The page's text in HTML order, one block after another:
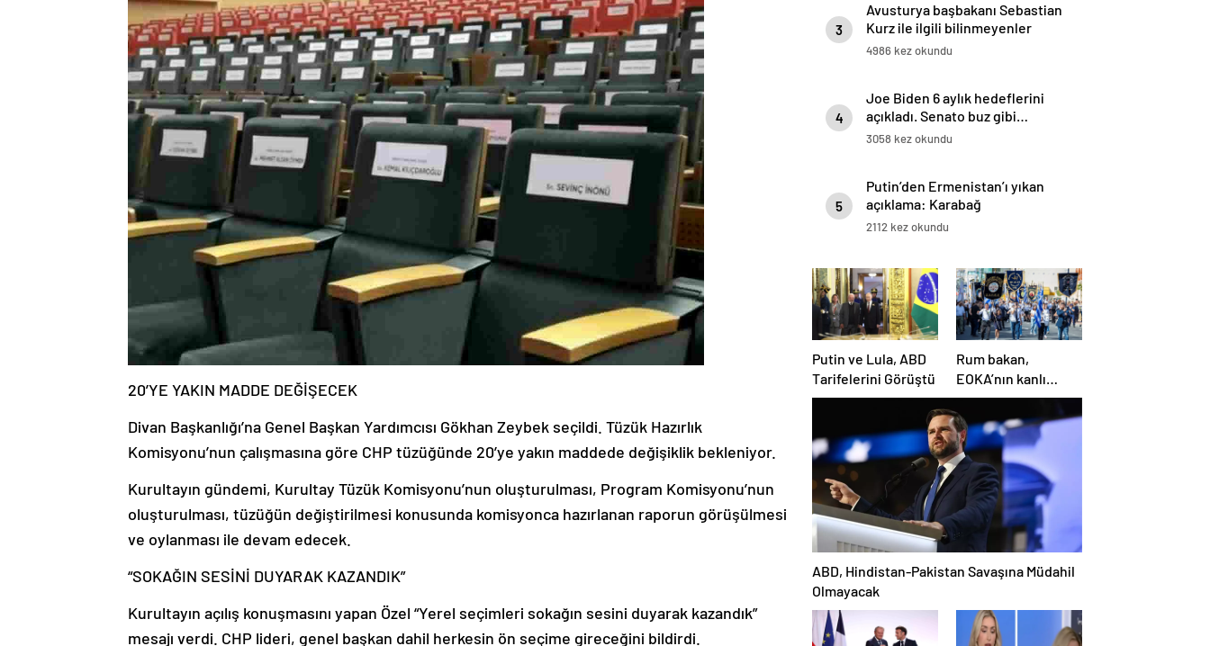
20’YE YAKIN MADDE DEĞİŞECEK
Divan Başkanlığı’na Genel Başkan Yardımcısı Gökhan Zeybek seçildi. Tüzük Hazırlık
Komisyonu’nun çalışmasına göre CHP tüzüğünde 20’ye yakın maddede değişiklik bekleniyor.
Kurultayın gündemi, Kurultay Tüzük Komisyonu’nun oluşturulması, Program Komisyonu’nun
oluşturulması, tüzüğün değiştirilmesi konusunda komisyonca hazırlanan raporun görüşülmesi
ve oylanması ile devam edecek.
“SOKAĞIN SESİNİ DUYARAK KAZANDIK”
Kurultayın açılış konuşmasını yapan Özel “Yerel seçimleri sokağın sesini duyarak kazandık”
mesajı verdi. CHP lideri, genel başkan dahil herkesin ön seçime gireceğini bildirdi.
3
Avusturya başbakanı Sebastian
Kurz ile ilgili bilinmeyenler
4986 kez okundu
4
Joe Biden 6 aylık hedeflerini
açıkladı. Senato buz gibi…
3058 kez okundu
5
Putin’den Ermenistan’ı yıkan
açıklama: Karabağ
Azerbaycan’ın ayrılmaz bir
2112 kez okundu
Putin ve Lula, ABD
Tarifelerini Görüştü
Rum bakan,
EOKA’nın kanlı
mirasına sahip çıkıp
Girne’yi hedef
gösterdi
ABD, Hindistan-Pakistan Savaşına Müdahil
Olmayacak